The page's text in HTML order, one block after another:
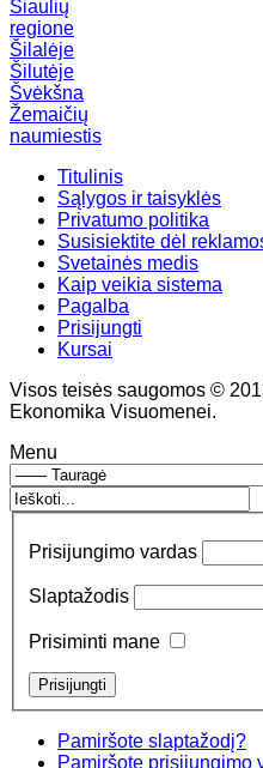
Šiaulių
regione
Šilalėje
Šilutėje
Švėkšna
Žemaičių
naumiestis
Titulinis
Sąlygos ir taisyklės
Privatumo politika
Susisiektite dėl
Svetainės medis
Kaip veikia sistema
Pagalba
Prisijungti
Kursai
Visos teisės saugomos ©
Ekonomika Visuomenei.
Menu
Prisijungimo vardas
Slaptažodis
Prisiminti mane
Pamiršote slaptažodį?
Pamiršote prisijungimo